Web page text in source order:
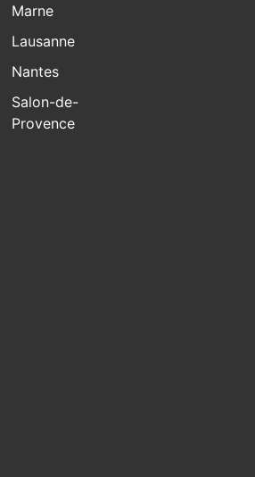
Marne
Lausanne
Nantes
Salon-de-
Provence